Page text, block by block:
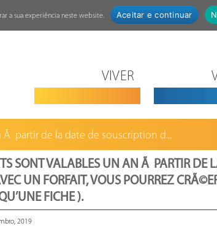
VIVER
Ã partir de la date de souscription d...
SONT VALABLES UN AN Ã PARTIR DE
UN FORFAIT, VOUS POURREZ
FICHE ).
2019
a sua experiência neste website. Aceitar e continuar